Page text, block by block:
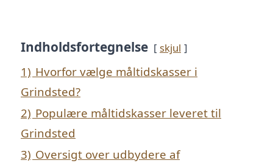
Indholdsfortegnelse skjul
1) Hvorfor vælge måltidskasser i
Grindsted?
2) Populære måltidskasser leveret til
Grindsted
3) Oversigt over udbydere af